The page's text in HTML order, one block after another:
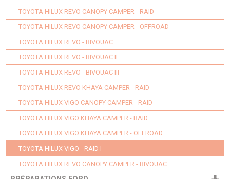
TOYOTA HILUX REVO CANOPY CAMPER - RAID
TOYOTA HILUX REVO CANOPY CAMPER - OFFROAD
TOYOTA HILUX REVO - BIVOUAC
TOYOTA HILUX REVO - BIVOUAC II
TOYOTA HILUX REVO - BIVOUAC III
TOYOTA HILUX REVO KHAYA CAMPER - RAID
TOYOTA HILUX VIGO CANOPY CAMPER - RAID
TOYOTA HILUX VIGO KHAYA CAMPER - RAID
TOYOTA HILUX VIGO KHAYA CAMPER - OFFROAD
TOYOTA HILUX VIGO - RAID I
TOYOTA HILUX REVO CANOPY CAMPER - BIVOUAC